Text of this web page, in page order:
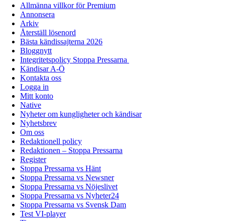
Allmänna villkor för Premium
Annonsera
Arkiv
Återställ lösenord
Bästa kändissajterna 2026
Bloggnytt
Integritetspolicy Stoppa Pressarna
Kändisar A-Ö
Kontakta oss
Logga in
Mitt konto
Native
Nyheter om kungligheter och kändisar
Nyhetsbrev
Om oss
Redaktionell policy
Redaktionen – Stoppa Pressarna
Register
Stoppa Pressarna vs Hänt
Stoppa Pressarna vs Newsner
Stoppa Pressarna vs Nöjeslivet
Stoppa Pressarna vs Nyheter24
Stoppa Pressarna vs Svensk Dam
Test VI-player